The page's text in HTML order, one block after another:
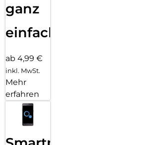
ganz
einfach
ab 4,99 €
inkl. MwSt.
Mehr
erfahren